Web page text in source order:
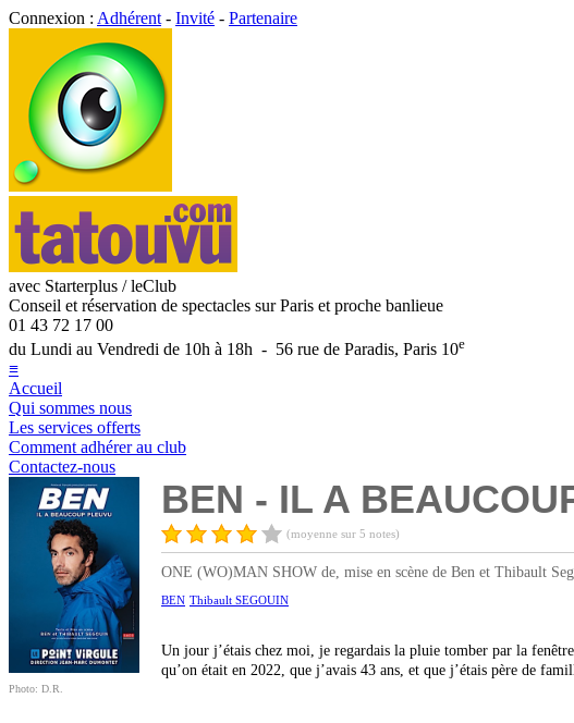
Connexion : Adhérent - Invité - Partenaire
avec Starterplus / leClub
Conseil et réservation de spectacles sur Paris et proche banlieue
01 43 72 17 00
du Lundi au Vendredi de 10h à 18h - 56 rue de Paradis, Paris 10e
≡
Accueil
Qui sommes nous
Les services offerts
Comment adhérer au club
Contactez-nous
Photo: D.R.
BEN - IL A
(moyenne sur 5 notes)
ONE (WO)MAN SHOW de, mise en scène de Ben et Thibault
BEN Thibault SEGOUIN
Un jour j’étais chez moi, je regardais la pluie tomber par la
qu’on était en 2022, que j’avais 43 ans, et que j’étais père de